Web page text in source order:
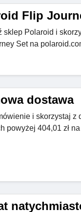
Flip
sklep Polaroid i
Set na
dostawa
i skorzystaj z
powyżej 404,01 zł